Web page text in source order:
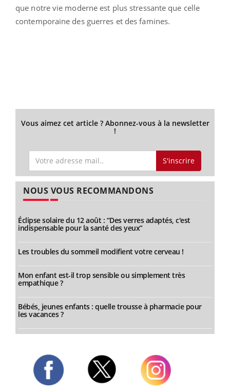
que notre vie moderne est plus stressante que celle
contemporaine des guerres et des famines.
Vous aimez cet article ? Abonnez-vous à la newsletter
!
S'inscrire
NOUS VOUS RECOMMANDONS
Éclipse solaire du 12 août : “Des verres adaptés, c'est
indispensable pour la santé des yeux”
Les troubles du sommeil modifient votre cerveau !
Mon enfant est-il trop sensible ou simplement très
empathique ?
Bébés, jeunes enfants : quelle trousse à pharmacie pour
les vacances ?